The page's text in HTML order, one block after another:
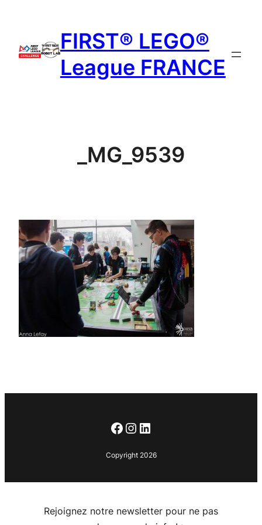
contenu
FIRST® LEGO®
League FRANCE
_MG_9539
Facebook
Instagram
LinkedIn
Copyright 2026
Rejoignez notre newsletter pour ne pas